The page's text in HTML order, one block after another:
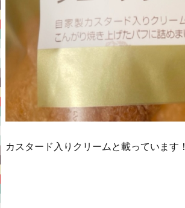
カスタード入りクリームと載っています！